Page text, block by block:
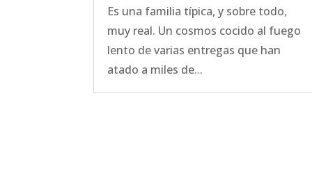
Es una familia típica, y sobre todo,
muy real. Un cosmos cocido al fuego
lento de varias entregas que han
atado a miles de...